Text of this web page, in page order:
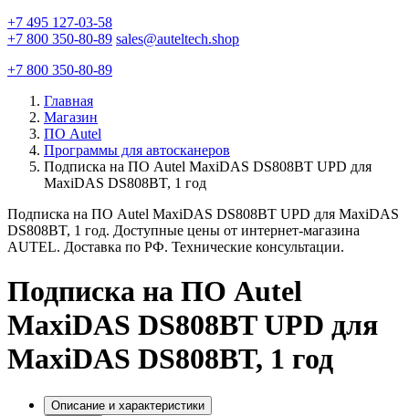
+7 495 127-03-58
+7 800 350-80-89 sales@auteltech.shop
+7 800 350-80-89
Главная
Магазин
ПО Autel
Программы для автосканеров
Подписка на ПО Autel MaxiDAS DS808BT UPD для
MaxiDAS DS808BT, 1 год
Подписка на ПО Autel MaxiDAS DS808BT UPD для MaxiDAS
DS808BT, 1 год. Доступные цены от интернет-магазина
AUTEL. Доставка по РФ. Технические консультации.
Подписка на ПО Autel
MaxiDAS DS808BT UPD для
MaxiDAS DS808BT, 1 год
Описание и характеристики